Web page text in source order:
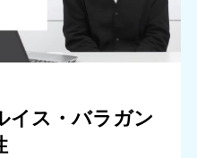
イス・バラガン